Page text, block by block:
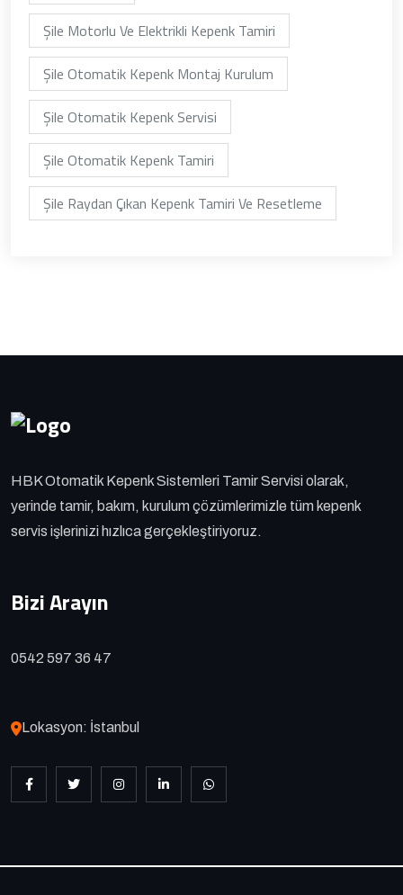
Şile Motorlu Ve Elektrikli Kepenk Tamiri
Şile Otomatik Kepenk Montaj Kurulum
Şile Otomatik Kepenk Servisi
Şile Otomatik Kepenk Tamiri
Şile Raydan Çıkan Kepenk Tamiri Ve Resetleme
HBK Otomatik Kepenk Sistemleri Tamir Servisi olarak,
yerinde tamir, bakım, kurulum çözümlerimizle tüm kepenk
servis işlerinizi hızlıca gerçekleştiriyoruz.
Bizi Arayın
0542 597 36 47
Lokasyon: İstanbul